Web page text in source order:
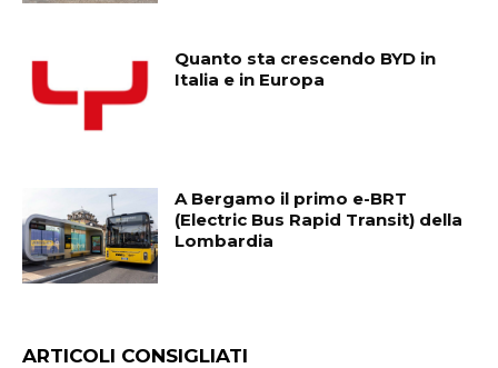
Quanto sta crescendo BYD in
Italia e in Europa
A Bergamo il primo e-BRT
(Electric Bus Rapid Transit) della
Lombardia
ARTICOLI CONSIGLIATI